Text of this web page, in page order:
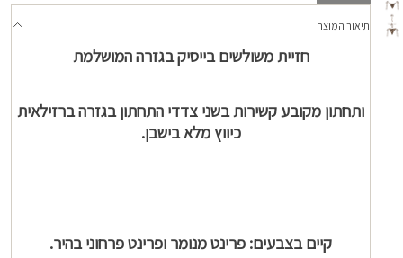
תיאור המוצר
חזיית משולשים בייסיק בגזרה המושלמת
ותחתון מקובע קשירות בשני צדדי התחתון בגזרה ברזילאית
כיווץ מלא בישבן.
קיים בצבעים: פרינט מנומר ופרינט פרחוני בהיר.